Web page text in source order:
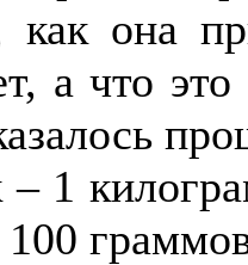
как она
а что
1